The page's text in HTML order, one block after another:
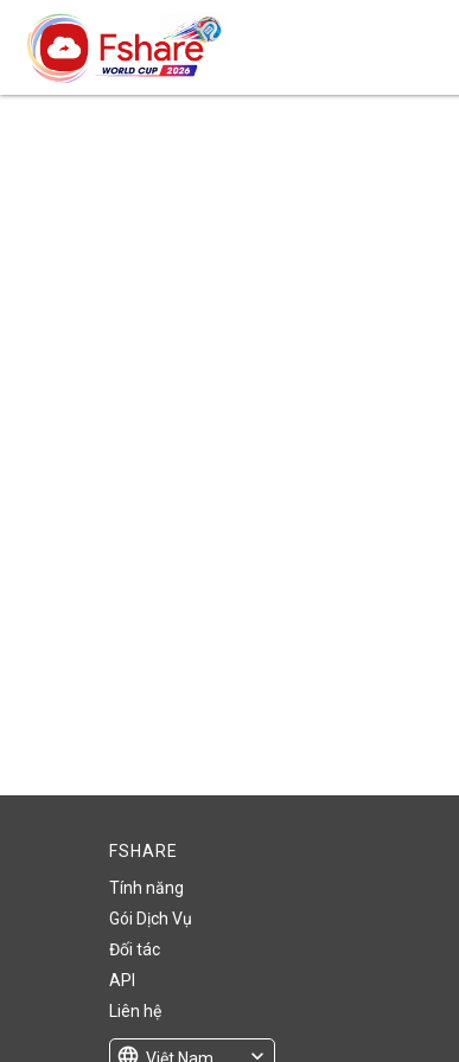
FSHARE
Tính năng
Gói Dịch Vụ
Đối tác
API
Liên hệ
language Việt Nam expand_more